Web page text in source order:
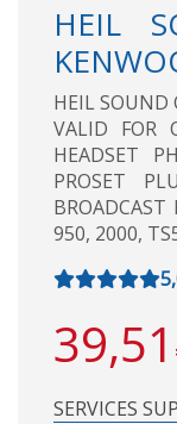
HEIL
HEIL SOUND
VALID FOR
HEADSET
PROSET
950, 2000,
39,51
SERVICES